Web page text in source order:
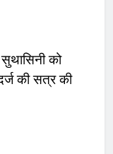
को
की सत्र की